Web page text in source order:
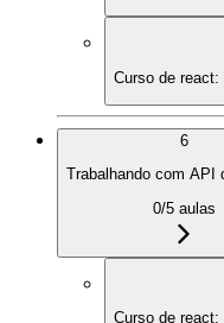
Curso de
6
Trabalhando com API
0/5aulas
Curso de